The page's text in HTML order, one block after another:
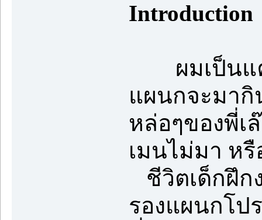
Introduction
ผมเป็นแค่เ
แผนกจะมา
หล่อๆของพี่เ
เมนไม่มา ห
ชีวิตเด็กฝึก
รองแผนกโ